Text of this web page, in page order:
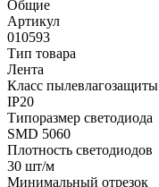
Общие
Артикул
010593
Тип товара
Лента
Класс пылевлагозащиты
IP20
Типоразмер светодиода
SMD 5060
Плотность светодиодов
30 шт/м
Минимальный отрезок